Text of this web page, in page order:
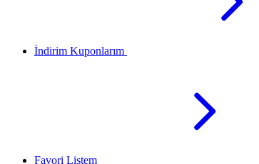
İndirim Kuponlarım
Favori Listem